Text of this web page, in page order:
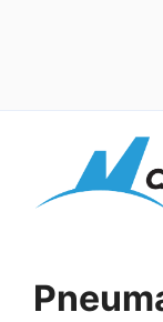
contenuto